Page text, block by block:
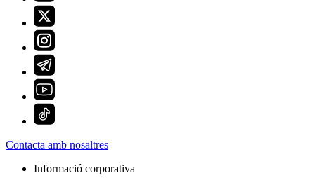
Contacta amb nosaltres
Informació corporativa